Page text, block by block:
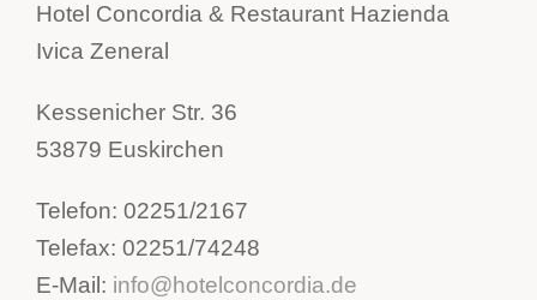
Hotel Concordia & Restaurant Hazienda
Ivica Zeneral
Kessenicher Str. 36
53879 Euskirchen
Telefon: 02251/2167
Telefax: 02251/74248
E-Mail: info@hotelconcordia.de